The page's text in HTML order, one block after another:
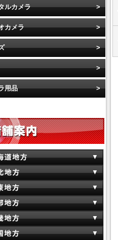
ルカメラ
カメラ
用品